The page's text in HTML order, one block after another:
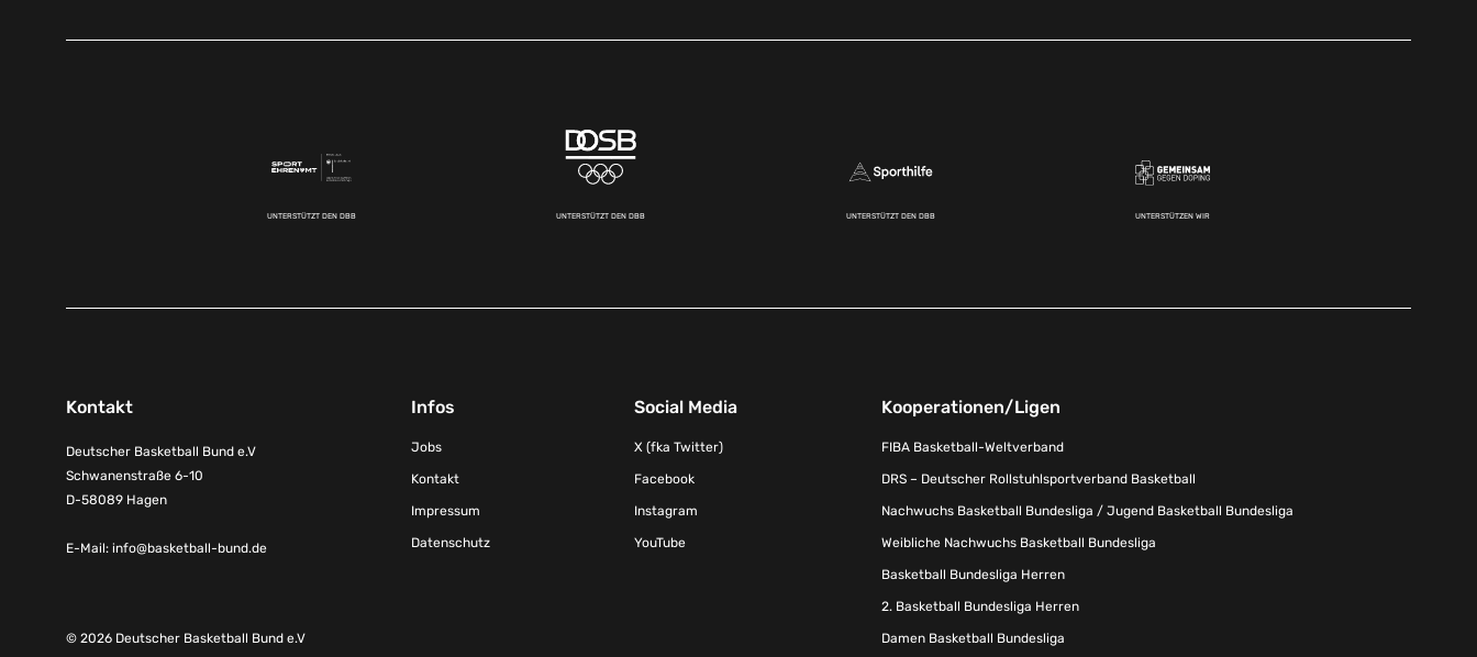
UNTERSTÜTZT DEN DBB UNTERSTÜTZT DEN DBB UNTERSTÜTZT DEN DBB UNTERSTÜTZEN WIR
Kontakt
Deutscher Basketball Bund e.V
Schwanenstraße 6-10
D-58089 Hagen
E-Mail: info@basketball-bund.de
Infos
Jobs
Kontakt
Impressum
Datenschutz
Social Media
X (fka Twitter)
Facebook
Instagram
YouTube
Kooperationen/Ligen
FIBA Basketball-Weltverband
DRS – Deutscher Rollstuhlsportverband Basketball
Nachwuchs Basketball Bundesliga / Jugend Basketball Bundesliga
Weibliche Nachwuchs Basketball Bundesliga
Basketball Bundesliga Herren
2. Basketball Bundesliga Herren
Damen Basketball Bundesliga
© 2026 Deutscher Basketball Bund e.V